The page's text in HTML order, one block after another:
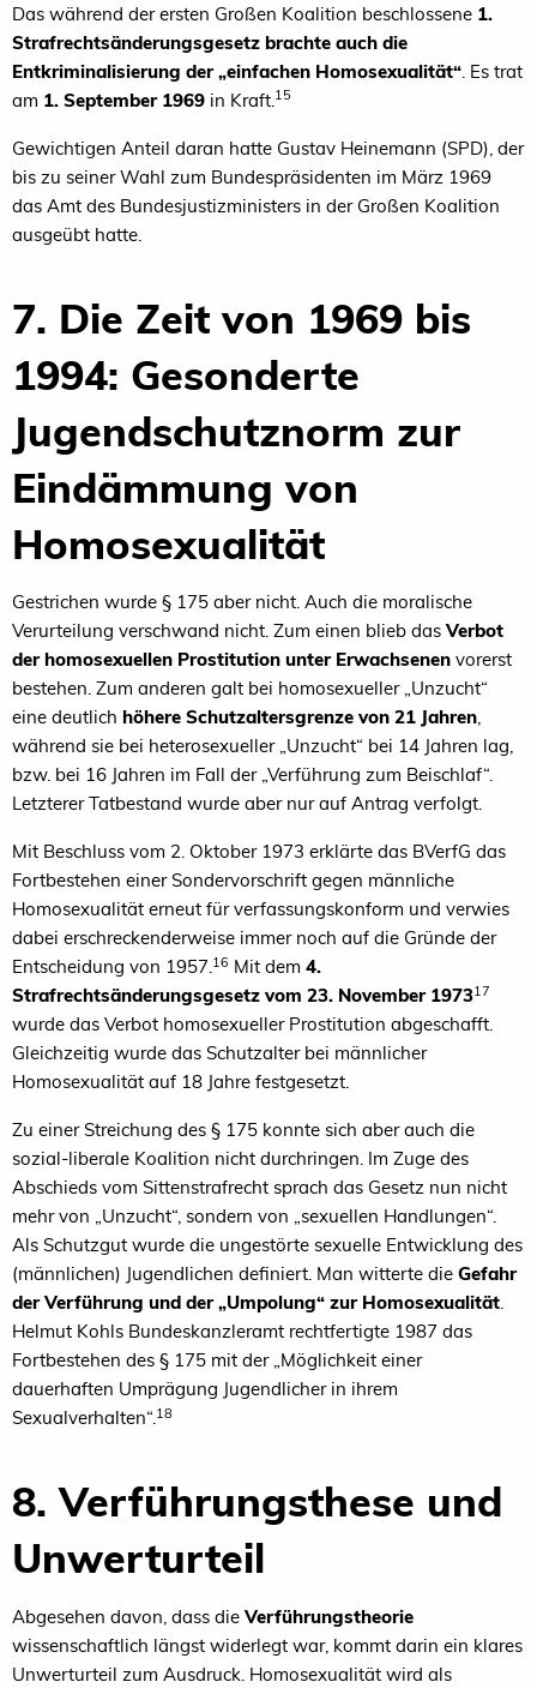
Das während der ersten Großen Koalition beschlossene 1.
Strafrechtsänderungsgesetz brachte auch die
Entkriminalisierung der „einfachen Homosexualität“. Es trat
am 1. September 1969 in Kraft.15
Gewichtigen Anteil daran hatte Gustav Heinemann (SPD), der
bis zu seiner Wahl zum Bundespräsidenten im März 1969
das Amt des Bundesjustizministers in der Großen Koalition
ausgeübt hatte.
7. Die Zeit von 1969 bis
1994: Gesonderte
Jugendschutznorm zur
Eindämmung von
Homosexualität
Gestrichen wurde § 175 aber nicht. Auch die moralische
Verurteilung verschwand nicht. Zum einen blieb das Verbot
der homosexuellen Prostitution unter Erwachsenen vorerst
bestehen. Zum anderen galt bei homosexueller „Unzucht“
eine deutlich höhere Schutzaltersgrenze von 21 Jahren,
während sie bei heterosexueller „Unzucht“ bei 14 Jahren lag,
bzw. bei 16 Jahren im Fall der „Verführung zum Beischlaf“.
Letzterer Tatbestand wurde aber nur auf Antrag verfolgt.
Mit Beschluss vom 2. Oktober 1973 erklärte das BVerfG das
Fortbestehen einer Sondervorschrift gegen männliche
Homosexualität erneut für verfassungskonform und verwies
dabei erschreckenderweise immer noch auf die Gründe der
Entscheidung von 1957.16 Mit dem 4.
Strafrechtsänderungsgesetz vom 23. November 197317
wurde das Verbot homosexueller Prostitution abgeschafft.
Gleichzeitig wurde das Schutzalter bei männlicher
Homosexualität auf 18 Jahre festgesetzt.
Zu einer Streichung des § 175 konnte sich aber auch die
sozial-liberale Koalition nicht durchringen. Im Zuge des
Abschieds vom Sittenstrafrecht sprach das Gesetz nun nicht
mehr von „Unzucht“, sondern von „sexuellen Handlungen“.
Als Schutzgut wurde die ungestörte sexuelle Entwicklung des
(männlichen) Jugendlichen definiert. Man witterte die Gefahr
der Verführung und der „Umpolung“ zur Homosexualität.
Helmut Kohls Bundeskanzleramt rechtfertigte 1987 das
Fortbestehen des § 175 mit der „Möglichkeit einer
dauerhaften Umprägung Jugendlicher in ihrem
Sexualverhalten“.18
8. Verführungsthese und
Unwerturteil
Abgesehen davon, dass die Verführungstheorie
wissenschaftlich längst widerlegt war, kommt darin ein klares
Unwerturteil zum Ausdruck. Homosexualität wird als